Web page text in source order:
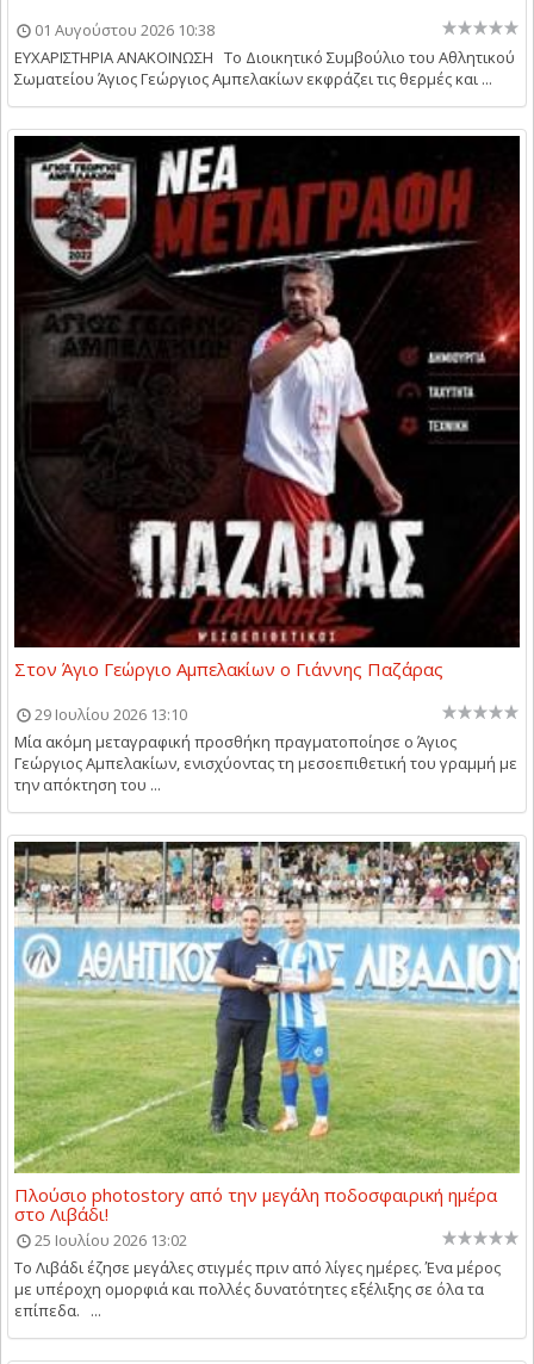
01 Αυγούστου 2026 10:38
ΕΥΧΑΡΙΣΤΗΡΙΑ ΑΝΑΚΟΙΝΩΣΗ Το Διοικητικό Συμβούλιο του Αθλητικού
Σωματείου Άγιος Γεώργιος Αμπελακίων εκφράζει τις θερμές και ...
Στον Άγιο Γεώργιο Αμπελακίων ο Γιάννης Παζάρας
29 Ιουλίου 2026 13:10
Μία ακόμη μεταγραφική προσθήκη πραγματοποίησε ο Άγιος
Γεώργιος Αμπελακίων, ενισχύοντας τη μεσοεπιθετική του γραμμή με
την απόκτηση του ...
Πλούσιο photostory από την μεγάλη ποδοσφαιρική ημέρα
στο Λιβάδι!
25 Ιουλίου 2026 13:02
Το Λιβάδι έζησε μεγάλες στιγμές πριν από λίγες ημέρες. Ένα μέρος
με υπέροχη ομορφιά και πολλές δυνατότητες εξέλιξης σε όλα τα
επίπεδα. ...